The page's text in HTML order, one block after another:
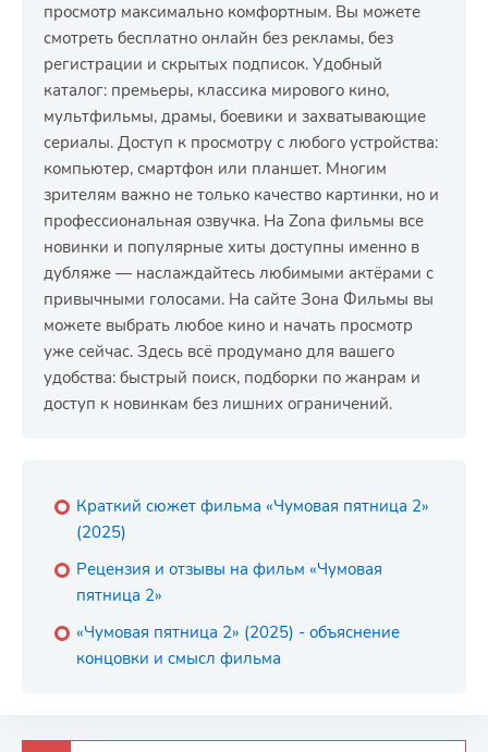
просмотр максимально комфортным. Вы можете
смотреть бесплатно онлайн без рекламы, без
регистрации и скрытых подписок. Удобный
каталог: премьеры, классика мирового кино,
мультфильмы, драмы, боевики и захватывающие
сериалы. Доступ к просмотру с любого устройства:
компьютер, смартфон или планшет. Многим
зрителям важно не только качество картинки, но и
профессиональная озвучка. На Zona фильмы все
новинки и популярные хиты доступны именно в
дубляже — наслаждайтесь любимыми актёрами с
привычными голосами. На сайте Зона Фильмы вы
можете выбрать любое кино и начать просмотр
уже сейчас. Здесь всё продумано для вашего
удобства: быстрый поиск, подборки по жанрам и
доступ к новинкам без лишних ограничений.
Краткий сюжет фильма «Чумовая пятница 2»
(2025)
Рецензия и отзывы на фильм «Чумовая
пятница 2»
«Чумовая пятница 2» (2025) - объяснение
концовки и смысл фильма